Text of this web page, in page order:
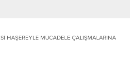
HAŞEREYLE MÜCADELE ÇALIŞMALARINA